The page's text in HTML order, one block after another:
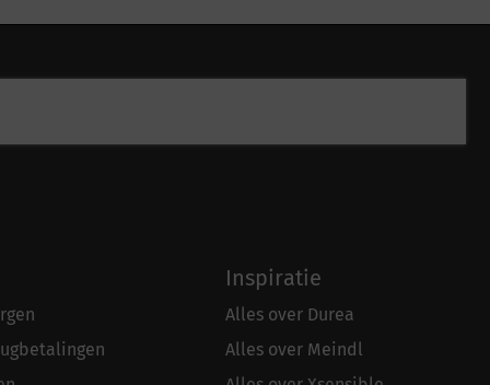
Inspiratie
Alles over Durea
Alles over Meindl